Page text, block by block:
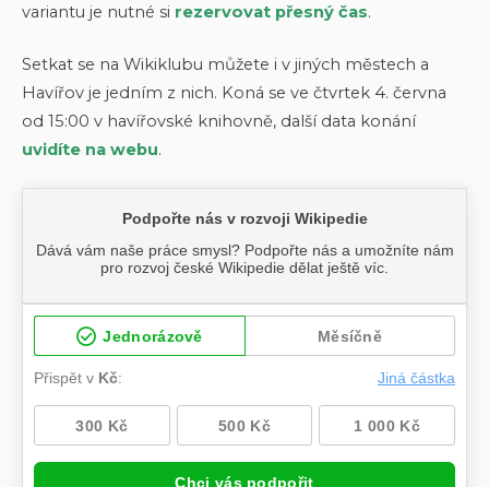
variantu je nutné si rezervovat přesný čas.
Setkat se na Wikiklubu můžete i v jiných městech a
Havířov je jedním z nich. Koná se ve čtvrtek 4. června
od 15:00 v havířovské knihovně, další data konání
uvidíte na webu.